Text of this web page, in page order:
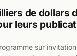
de dollars
leurs
sur